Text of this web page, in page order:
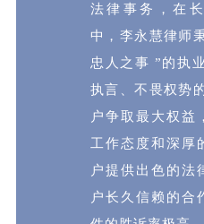
法律事务，在
中，李永慧律师
忠人之事 ”的执
执言、不畏权势
户争取最大权益
工作态度和深厚
户提供出色的法
户长久信赖的合